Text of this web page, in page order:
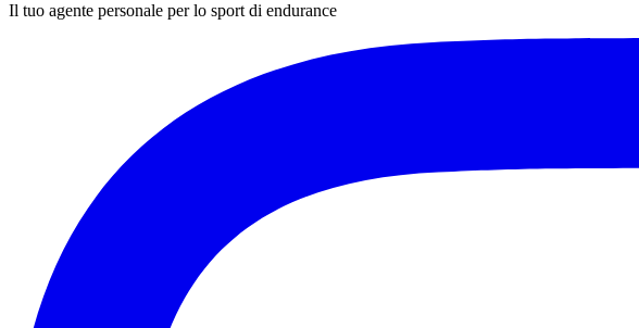
Il tuo agente personale per lo sport di endurance